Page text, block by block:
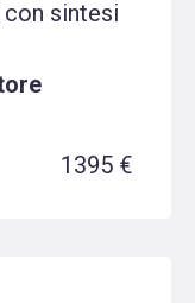
sintesi
1395 €